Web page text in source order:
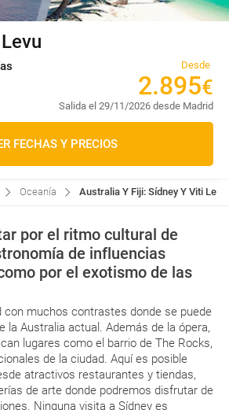
Desde
2.895€
Salida el 29/11/2026 desde Madrid
FECHAS Y PRECIOS
Oceanía Australia Y Fiji: Sídney Y Viti
por el ritmo cultural de
de influencias
por el exotismo de las
con muchos contrastes donde se puede
la Australia actual. Además de la ópera,
lugares como el barrio de The Rocks,
de la ciudad. Aquí es posible
atractivos restaurantes y tiendas,
de arte donde podremos disfrutar de
Ninguna visita a Sídney es